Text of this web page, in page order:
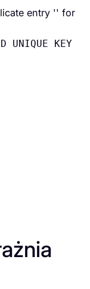
entry '' for
UNIQUE KEY